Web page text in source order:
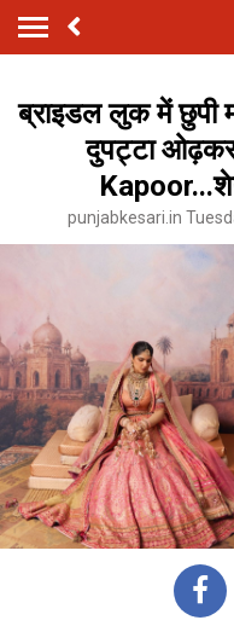
ब्राइडल लुक में छुपी
दुपट्टा
punjabkesari.in